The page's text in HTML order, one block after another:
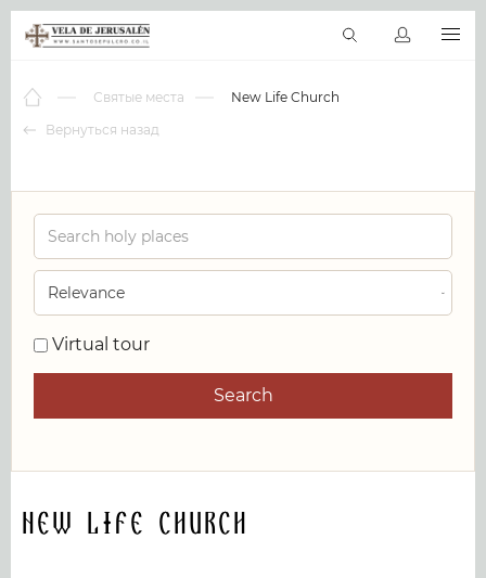
Виртуальные туры
RU
Вернуться назад
Святые места New Life Church
Virtual tour
Search
New Life Church